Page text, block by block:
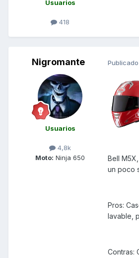
Usuarios
418
Nigromante
Usuarios
4,8k
Moto: Ninja 650
Publicado
Bell
un poco
Pros:
lavable,
Contras: